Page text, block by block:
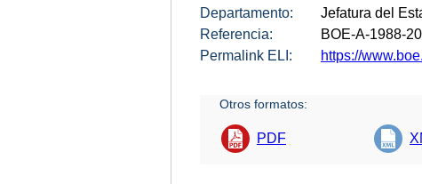
Departamento:
Jefatura del
Referencia:
BOE-A-1988-
Permalink ELI:
https://
Otros formatos:
PDF